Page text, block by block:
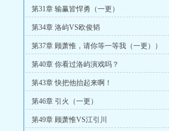
第31章 输赢皆悍勇（一更）
第34章 洛屿VS欧俊韬
第37章 顾萧惟，请你等一等我（一更））
第40章 你看过洛屿演戏吗？
第43章 快把他抬起来啊！
第46章 引火（一更）
第49章 顾萧惟VS江引川